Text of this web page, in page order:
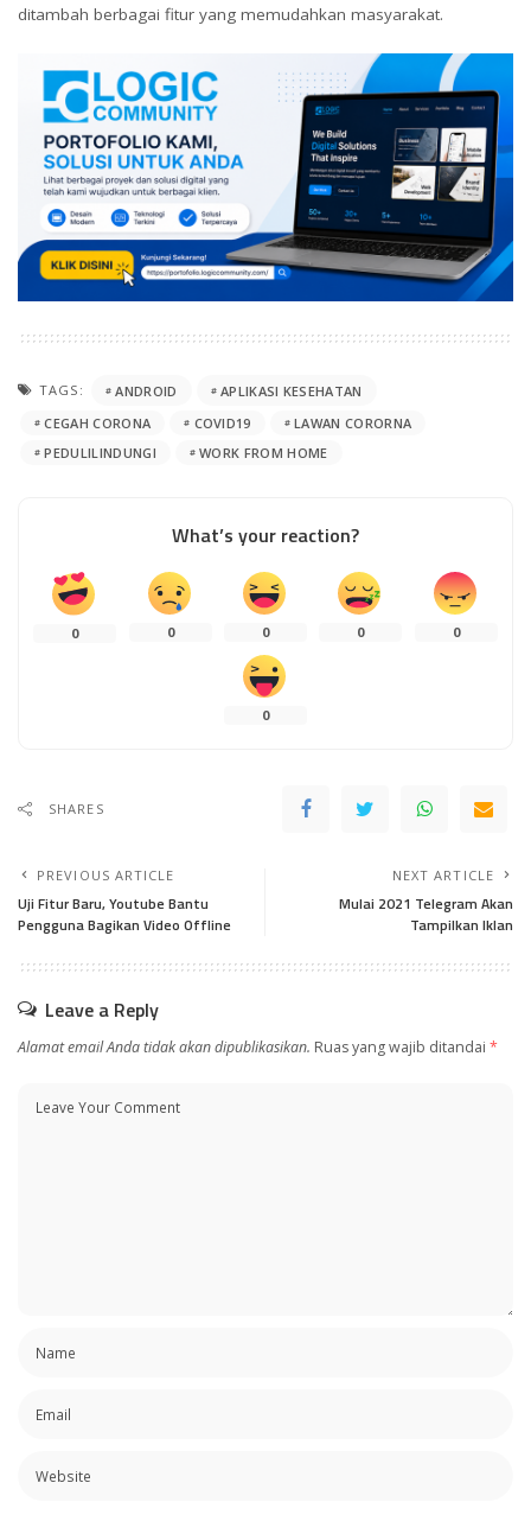
ditambah berbagai fitur yang memudahkan masyarakat.
TAGS: ANDROID
APLIKASI KESEHATAN
CEGAH CORONA
COVID19
LAWAN CORORNA
PEDULILINDUNGI
WORK FROM HOME
What’s your reaction?
0 0 0 0 0
0
SHARES
PREVIOUS ARTICLE
Uji Fitur Baru, Youtube Bantu
Pengguna Bagikan Video Offline
NEXT ARTICLE
Mulai 2021 Telegram Akan
Tampilkan Iklan
Leave a Reply
Alamat email Anda tidak akan dipublikasikan. Ruas yang wajib ditandai *